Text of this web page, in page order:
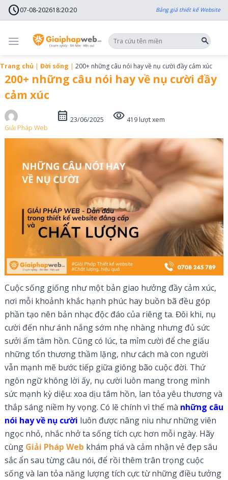
contentschedule07-08-202618:20:22 Bảng giá thiết kế Website
Trang chủ | Đời sống | 200+ những câu nói hay về nụ cười đầy cảm xúc
200+ những câu nói hay về nụ cười đầy
cảm xúc
Giải Pháp Web
calendar_month 23/06/2025 visibility 419 lượt xem
Cuộc sống giống như một bản giao hưởng đầy cảm xúc,
nơi mỗi khoảnh khắc hạnh phúc hay buồn bã đều góp
phần tạo nên bản nhạc độc đáo của riêng ta. Đôi khi, nụ
cười đến như ánh nắng sớm nhẹ nhàng nhưng đủ sức
sưởi ấm tâm hồn. Cũng có lúc, ta mỉm cười để che giấu
những tổn thương thầm lặng, như cách mà con người
vẫn mạnh mẽ bước tiếp giữa giông bão cuộc đời. Thứ
ngôn ngữ không lời ấy, nụ cười luôn mang trong mình
sức mạnh kỳ diệu: xoa dịu tâm hồn, lan tỏa yêu thương và
thắp sáng niềm hy vọng. Có lẽ chính vì thế mà những câu
nói hay về nụ cười luôn được nâng niu như những viên
ngọc nhỏ, nhắc nhở ta sống tích cực hơn mỗi ngày. Hãy
cùng Giải Pháp Web khám phá và cảm nhận vẻ đẹp sâu
sắc ẩn sau từng câu nói, để rồi thêm trân trọng cuộc
sống và lan tỏa năng lượng tích cực từ những điều tưởng